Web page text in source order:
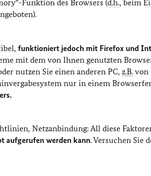
Funktion des Browsers (d.h., beim
funktioniert jedoch mit Firefox und
mit dem von Ihnen genutzten
nutzen Sie einen anderen PC,z.B. von
nur in einem
Netzanbindung: All diese
aufgerufen werden kann. Versuchen Sie